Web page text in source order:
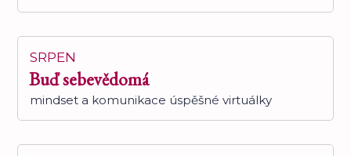
SRPEN
Buď sebevědomá
mindset a komunikace úspěšné virtuálky